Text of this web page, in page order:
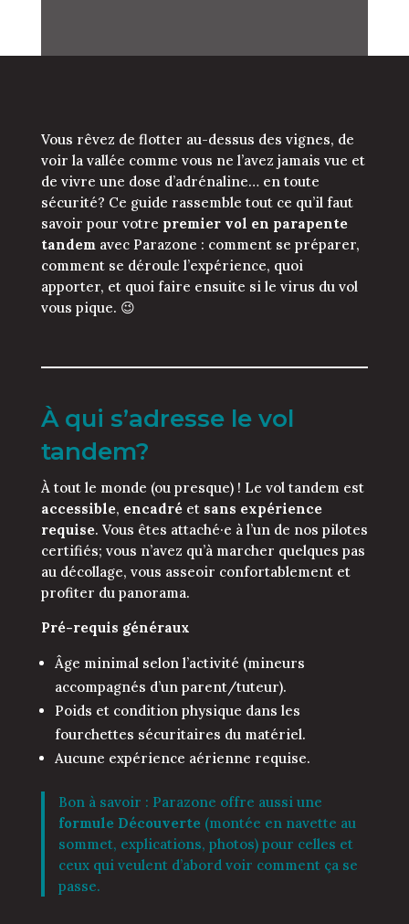
Vous rêvez de flotter au-dessus des vignes, de
voir la vallée comme vous ne l’avez jamais vue et
de vivre une dose d’adrénaline… en toute
sécurité? Ce guide rassemble tout ce qu’il faut
savoir pour votre premier vol en parapente
tandemavec Parazone : comment se préparer,
comment se déroule l’expérience, quoi
apporter, et quoi faire ensuite si le virus du vol
vous pique. 😉
À qui s’adresse le vol
tandem?
À tout le monde (ou presque) ! Le vol tandem est
accessible, encadréet sans expérience
requise. Vous êtes attaché·e à l’un de nos pilotes
certifiés; vous n’avez qu’à marcher quelques pas
au décollage, vous asseoir confortablement et
profiter du panorama.
Pré-requis généraux
Âge minimal selon l’activité (mineurs
accompagnés d’un parent/tuteur).
Poids et condition physique dans les
fourchettes sécuritaires du matériel.
Aucune expérience aérienne requise.
Bon à savoir : Parazone offre aussi une
formule Découverte (montée en navette au
sommet, explications, photos) pour celles et
ceux qui veulent d’abord voir comment ça se
passe.